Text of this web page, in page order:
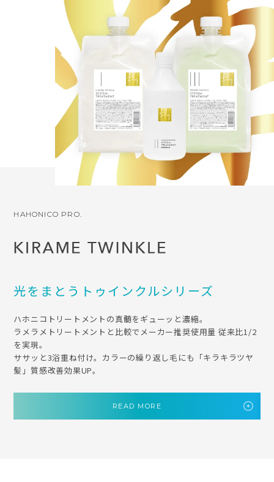
HAHONICO PRO.
光をまとうトゥインクルシリーズ
ハホニコトリートメントの真髄をギューッと濃縮。
ラメラメトリートメントと比較でメーカー推奨使用量 従来比1/2
を実現。
ササッと3浴重ね付け。カラーの繰り返し毛にも「キラキラツヤ
髪」質感改善効果UP。
READ MORE